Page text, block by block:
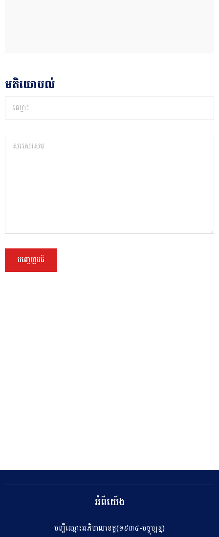
មតិយោបល់
អំពីយើង
បញ្ជីឈ្មោះអភិបាលខេត្ត(១៩៣៥-បច្ចុប្បន្ន)